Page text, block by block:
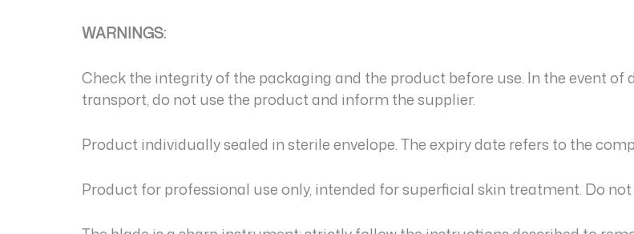
WARNINGS:
Check the integrity of the packaging and the product before use. In the event
transport, do not use the product and inform the supplier.
Product individually sealed in sterile envelope. The expiry date refers to the
Product for professional use only, intended for superficial skin treatment. Do